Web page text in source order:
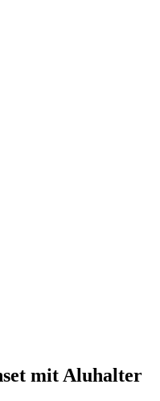
mit Aluhalter